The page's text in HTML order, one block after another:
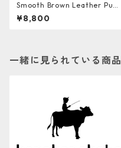
Smooth Brown Leather Putt
er Cover
¥8,800
一緒に見られている商品